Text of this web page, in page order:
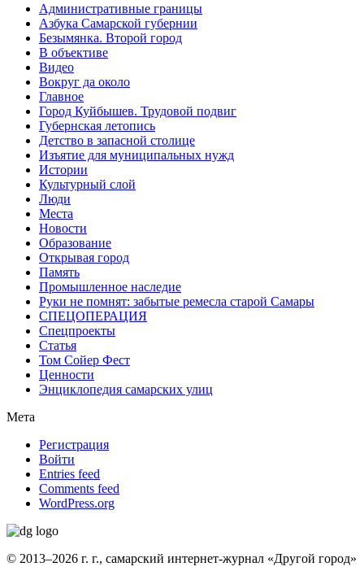
Административные границы
Азбука Самарской губернии
Безымянка. Второй город
В объективе
Видео
Вокруг да около
Главное
Город Куйбышев. Трудовой подвиг
Губернская летопись
Детство в запасной столице
Изъятие для муниципальных нужд
Истории
Культурный слой
Люди
Места
Новости
Образование
Открывая город
Память
Промышленное наследие
Руки не помнят: забытые ремесла старой Самары
СПЕЦОПЕРАЦИЯ
Спецпроекты
Статья
Том Сойер Фест
Ценности
Энциклопедия самарских улиц
Мета
Регистрация
Войти
Entries feed
Comments feed
WordPress.org
© 2013–2026 г. г., самарский интернет-журнал «Другой город»